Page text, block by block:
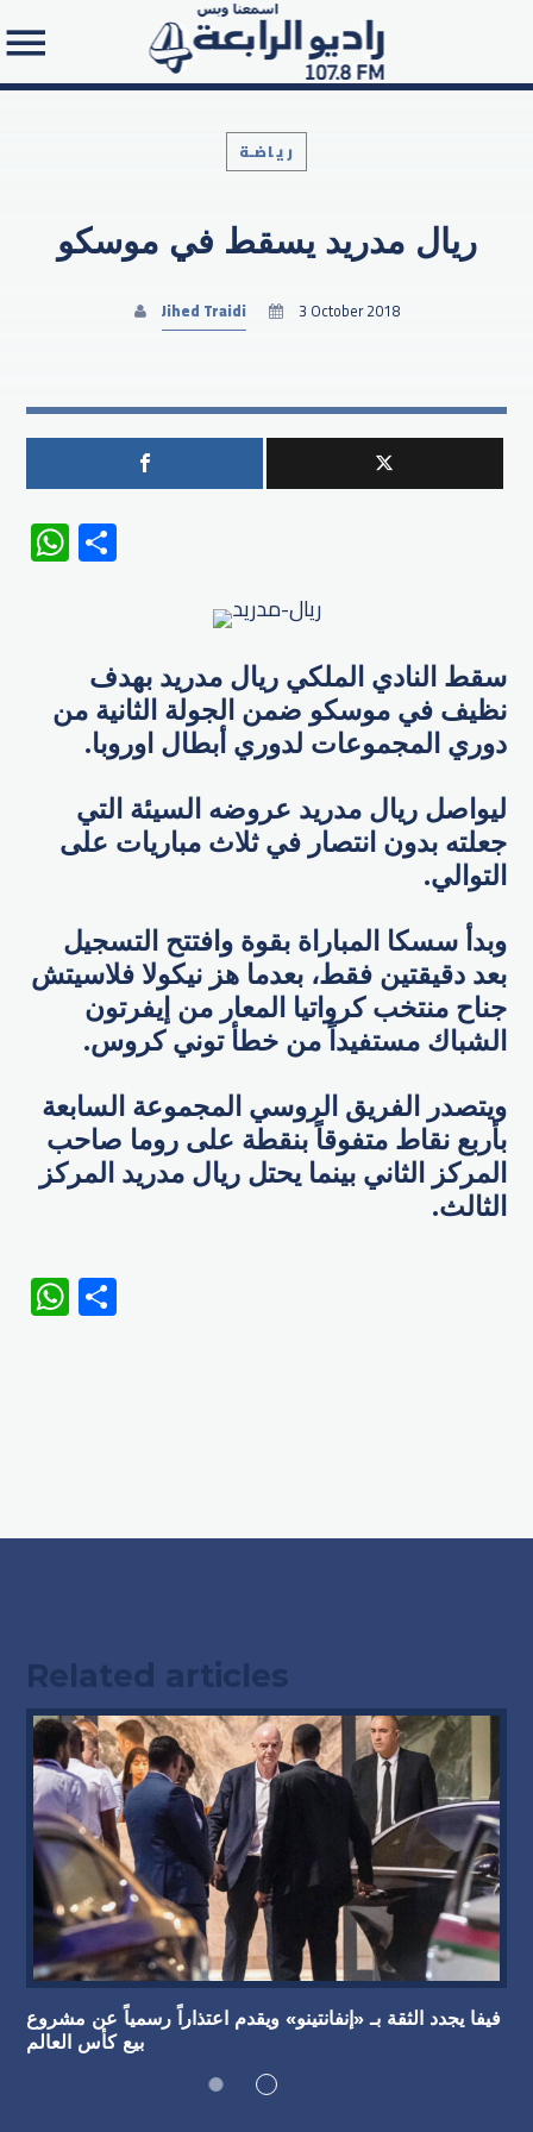
Search in the website:
رياضـة
ريال مدريد يسقط في موسكو
Jihed Traidi 3 October 2018
WhatsApp
سقط النادي الملكي ريال مدريد بهدف
نظيف في موسكو ضمن الجولة الثانية من
دوري المجموعات لدوري أبطال اوروبا.
ليواصل ريال مدريد عروضه السيئة التي
جعلته بدون انتصار في ثلاث مباريات على
التوالي.
وبدأ سسكا المباراة بقوة وافتتح التسجيل
بعد دقيقتين فقط، بعدما هز نيكولا فلاسيتش
جناح منتخب كرواتيا المعار من إيفرتون
الشباك مستفيداً من خطأ توني كروس.
ويتصدر الفريق الروسي المجموعة السابعة
بأربع نقاط متفوقاً بنقطة على روما صاحب
المركز الثاني بينما يحتل ريال مدريد المركز
الثالث.
WhatsApp
Related articles
فيفا يجدد الثقة بـ «إنفانتينو» ويقدم اعتذاراً رسمياً عن مشروع
بيع كأس العالم